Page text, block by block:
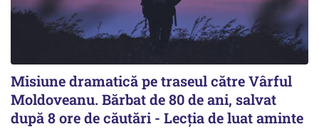
Misiune dramatică pe traseul către Vârful
Moldoveanu. Bărbat de 80 de ani, salvat
după 8 ore de căutări - Lecția de luat aminte